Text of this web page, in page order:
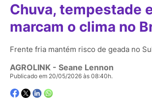
Chuva, tempestade
marcam o clima no
Frente fria mantém risco de geada no
AGROLINK - Seane Lennon
Publicado em 20/05/2026 às 08:40h.